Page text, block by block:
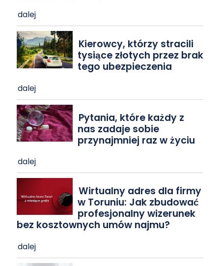
dalej
Kierowcy, którzy stracili
tysiące złotych przez brak
tego ubezpieczenia
dalej
Pytania, które każdy z
nas zadaje sobie
przynajmniej raz w życiu
dalej
Wirtualny adres dla firmy
w Toruniu: Jak zbudować
profesjonalny wizerunek
bez kosztownych umów najmu?
dalej